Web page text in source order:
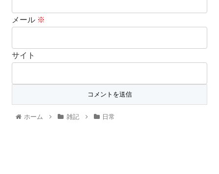
メール ※
サイト
ホーム 雑記 日常